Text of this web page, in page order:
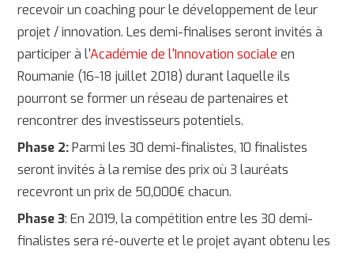
recevoir un coaching pour le développement de leur
projet / innovation. Les demi-finalises seront invités à
participer à l'Académie de l'Innovation sociale en
Roumanie (16-18 juillet 2018) durant laquelle ils
pourront se former un réseau de partenaires et
rencontrer des investisseurs potentiels.
Phase 2:Parmi les 30 demi-finalistes, 10 finalistes
seront invités à la remise des prix où 3 lauréats
recevront un prix de 50,000€ chacun.
Phase 3: En 2019, la compétition entre les 30 demi-
finalistes sera ré-ouverte et le projet ayant obtenu les